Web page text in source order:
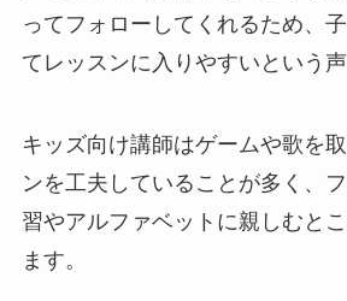
ってフォローしてくれるため、
てレッスンに入りやすいという声
キッズ向け講師はゲームや歌を
ンを工夫していることが多く、
習やアルファベットに親しむと
ます。